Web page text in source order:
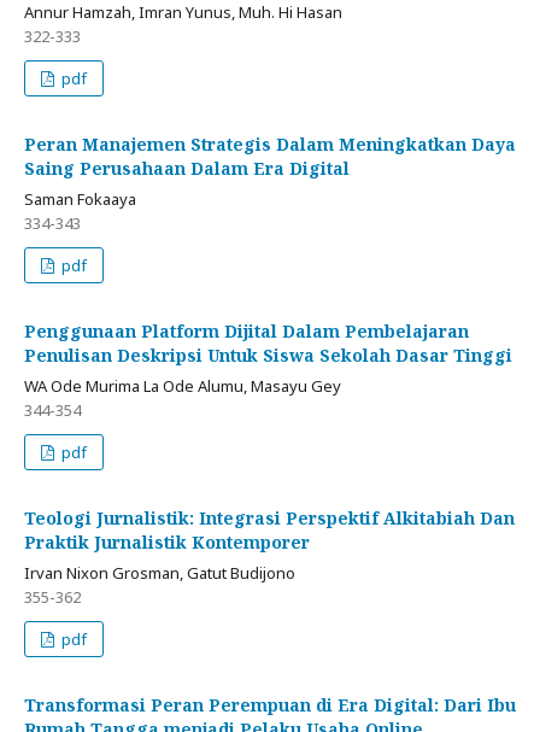
Annur Hamzah, Imran Yunus, Muh. Hi Hasan
322-333
pdf
Peran Manajemen Strategis Dalam Meningkatkan Daya
Saing Perusahaan Dalam Era Digital
Saman Fokaaya
334-343
pdf
Penggunaan Platform Dijital Dalam Pembelajaran
Penulisan Deskripsi Untuk Siswa Sekolah Dasar Tinggi
WA Ode Murima La Ode Alumu, Masayu Gey
344-354
pdf
Teologi Jurnalistik: Integrasi Perspektif Alkitabiah Dan
Praktik Jurnalistik Kontemporer
Irvan Nixon Grosman, Gatut Budijono
355-362
pdf
Transformasi Peran Perempuan di Era Digital: Dari Ibu